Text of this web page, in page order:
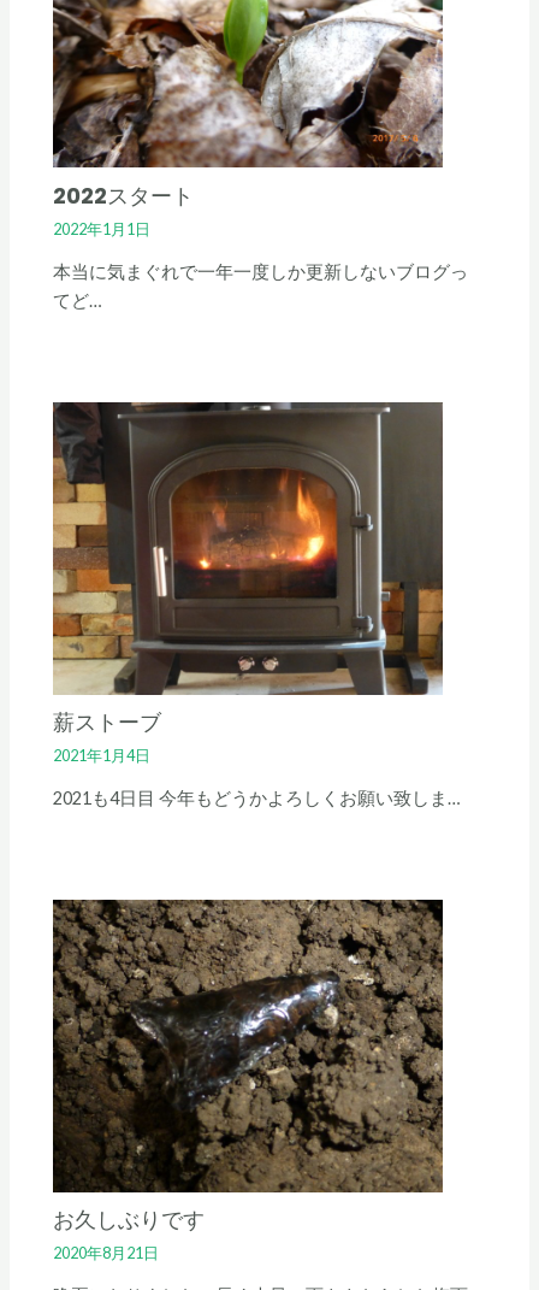
2022スタート
2022年1月1日
本当に気まぐれで一年一度しか更新しないブログっ
てど…
薪ストーブ
2021年1月4日
2021も4日目 今年もどうかよろしくお願い致しま…
お久しぶりです
2020年8月21日